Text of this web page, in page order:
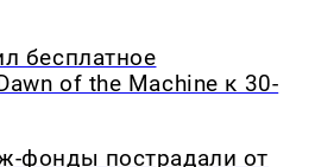
бесплатное
of the Machine к 30-
фонды пострадали от